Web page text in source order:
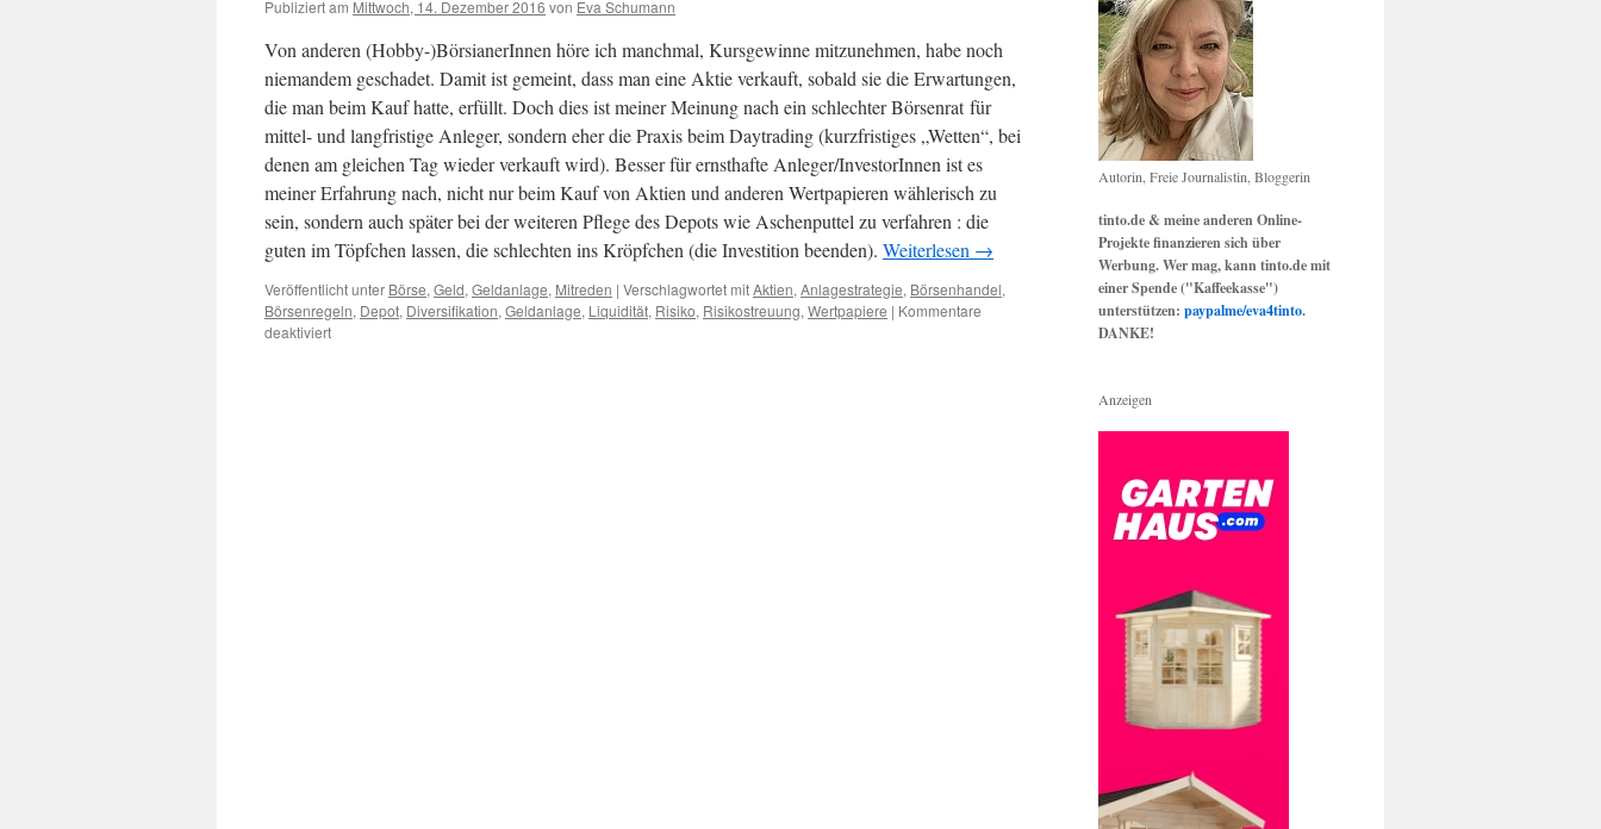
Publiziert am Mittwoch, 14. Dezember 2016 von Eva Schumann
Von anderen (Hobby-)BörsianerInnen höre ich manchmal, Kursgewinne mitzunehmen, habe noch
niemandem geschadet. Damit ist gemeint, dass man eine Aktie verkauft, sobald sie die Erwartungen,
die man beim Kauf hatte, erfüllt. Doch dies ist meiner Meinung nach ein schlechter Börsenrat für
mittel- und langfristige Anleger, sondern eher die Praxis beim Daytrading (kurzfristiges „Wetten“, bei
denen am gleichen Tag wieder verkauft wird). Besser für ernsthafte Anleger/InvestorInnen ist es
meiner Erfahrung nach, nicht nur beim Kauf von Aktien und anderen Wertpapieren wählerisch zu
sein, sondern auch später bei der weiteren Pflege des Depots wie Aschenputtel zu verfahren : die
guten im Töpfchen lassen, die schlechten ins Kröpfchen (die Investition beenden). Weiterlesen →
Veröffentlicht unter Börse, Geld, Geldanlage, Mitreden | Verschlagwortet mitAktien, Anlagestrategie, Börsenhandel,
Börsenregeln, Depot, Diversifikation, Geldanlage, Liquidität, Risiko, Risikostreuung, Wertpapiere | Kommentare
deaktiviert
Autorin, Freie Journalistin, Bloggerin
tinto.de & meine anderen Online-
Projekte finanzieren sich über
Werbung. Wer mag, kann tinto.de mit
einer Spende ("Kaffeekasse")
unterstützen: paypalme/eva4tinto.
DANKE!
Anzeigen